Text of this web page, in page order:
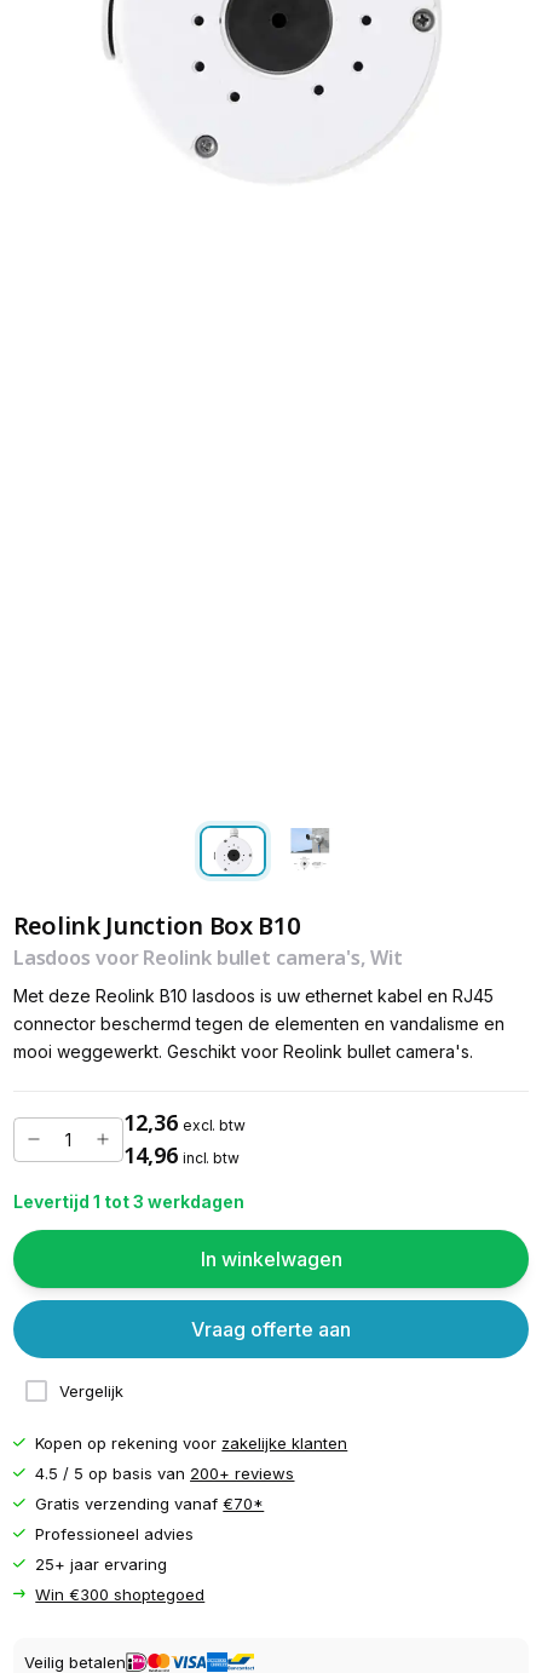
Reolink Junction Box B10
Lasdoos voor Reolink bullet camera's, Wit
Met deze Reolink B10 lasdoos is uw ethernet kabel en RJ45
connector beschermd tegen de elementen en vandalisme en
mooi weggewerkt. Geschikt voor Reolink bullet camera's.
12,36 excl. btw
14,96 incl. btw
Levertijd 1 tot 3 werkdagen
In winkelwagen
Vergelijk
Vraag offerte aan
Kopen op rekening voor zakelijke klanten
4.5 / 5 op basis van 200+ reviews
Gratis verzending vanaf€70*
Professioneel advies
25+ jaar ervaring
Win €300 shoptegoed
Veilig betalen